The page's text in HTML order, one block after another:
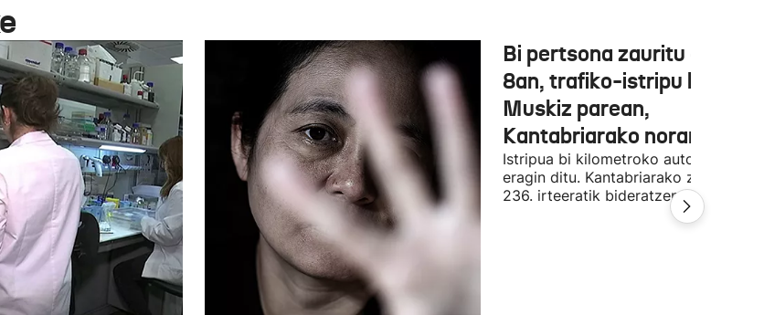
Bi pertsona zauritu dira A-
8an, trafiko-istripu batean,
Muskiz parean,
Kantabriarako noranzkoan
Istripua bi kilometroko auto-ilarak
eragin ditu. Kantabriarako zirkulazioa
236. irteeratik bideratzen ari da.